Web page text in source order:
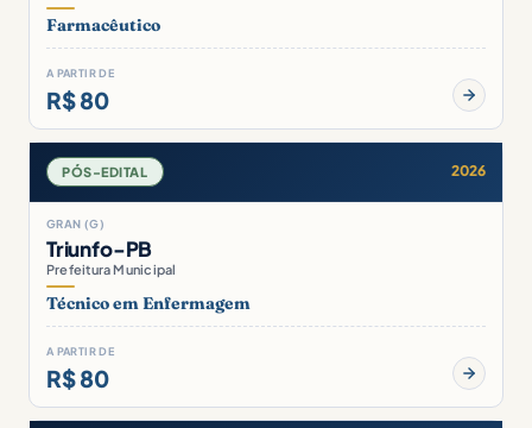
Farmacêutico
A PARTIR DE
R$ 80
PÓS-EDITAL 2026
GRAN (G)
Triunfo-PB
Prefeitura Municipal
Técnico em Enfermagem
A PARTIR DE
R$ 80